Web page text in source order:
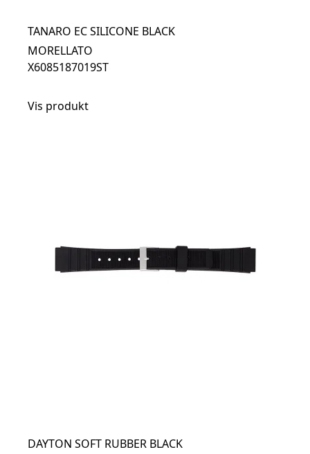
TANARO EC SILICONE BLACK
MORELLATO
X6085187019ST
Vis produkt
DAYTON SOFT RUBBER BLACK